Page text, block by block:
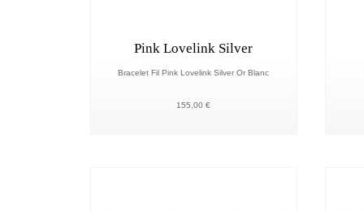
Pink Lovelink Silver
Bracelet Fil Pink Lovelink Silver Or Blanc
155,00 €